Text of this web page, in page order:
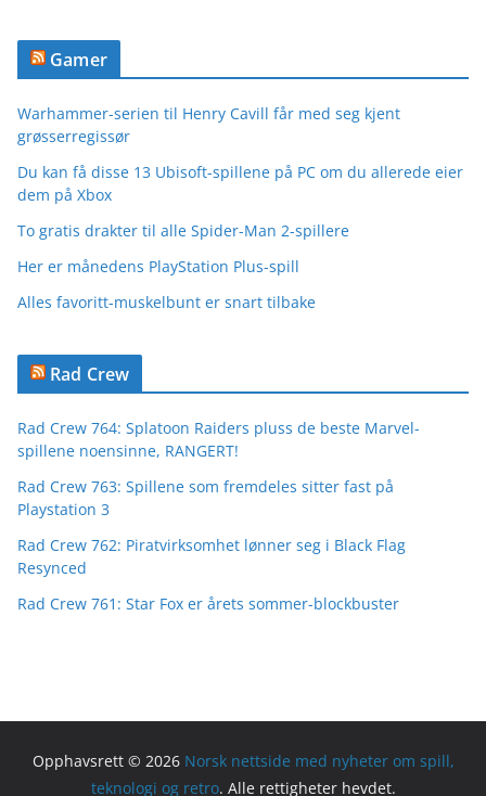
Gamer
Warhammer-serien til Henry Cavill får med seg kjent
grøsserregissør
Du kan få disse 13 Ubisoft-spillene på PC om du allerede eier
dem på Xbox
To gratis drakter til alle Spider-Man 2-spillere
Her er månedens PlayStation Plus-spill
Alles favoritt-muskelbunt er snart tilbake
Rad Crew
Rad Crew 764: Splatoon Raiders pluss de beste Marvel-
spillene noensinne, RANGERT!
Rad Crew 763: Spillene som fremdeles sitter fast på
Playstation 3
Rad Crew 762: Piratvirksomhet lønner seg i Black Flag
Resynced
Rad Crew 761: Star Fox er årets sommer-blockbuster
Opphavsrett © 2026 Norsk nettside med nyheter om spill,
teknologi og retro. Alle rettigheter hevdet.